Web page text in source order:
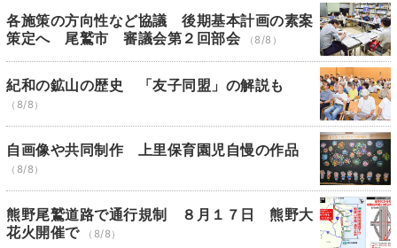
各施策の方向性など協議 後期基本計画の素案
策定へ 尾鷲市 審議会第２回部会
（8/8）
紀和の鉱山の歴史 「友子同盟」の解説も
（8/8）
自画像や共同制作 上里保育園児自慢の作品
（8/8）
熊野尾鷲道路で通行規制 ８月１７日 熊野大
花火開催で
（8/8）